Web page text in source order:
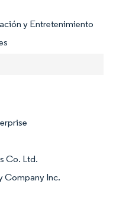
y Entretenimiento
Co. Ltd.
Company Inc.